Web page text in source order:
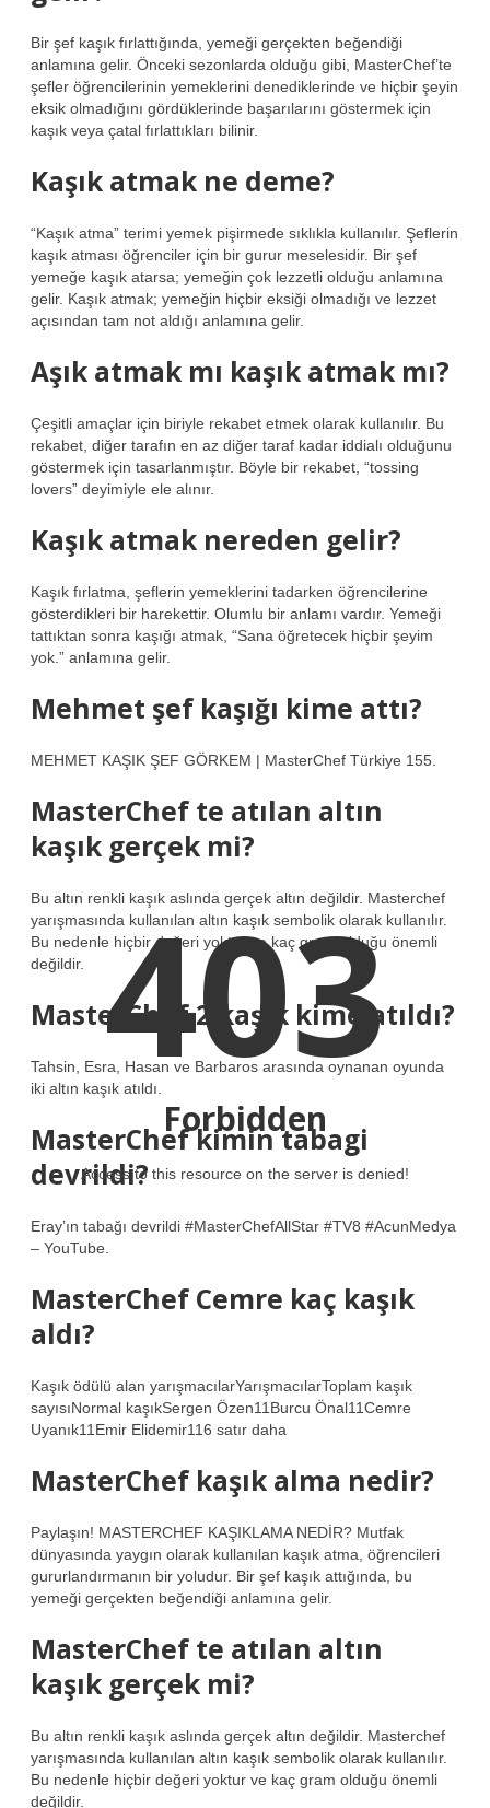
Bir şef kaşık fırlattığında, yemeği gerçekten beğendiği
anlamına gelir. Önceki sezonlarda olduğu gibi, MasterChef’te
şefler öğrencilerinin yemeklerini denediklerinde ve hiçbir şeyin
eksik olmadığını gördüklerinde başarılarını göstermek için
kaşık veya çatal fırlattıkları bilinir.
Kaşık atmak ne deme?
“Kaşık atma” terimi yemek pişirmede sıklıkla kullanılır. Şeflerin
kaşık atması öğrenciler için bir gurur meselesidir. Bir şef
yemeğe kaşık atarsa; yemeğin çok lezzetli olduğu anlamına
gelir. Kaşık atmak; yemeğin hiçbir eksiği olmadığı ve lezzet
açısından tam not aldığı anlamına gelir.
Aşık atmak mı kaşık atmak mı?
Çeşitli amaçlar için biriyle rekabet etmek olarak kullanılır. Bu
rekabet, diğer tarafın en az diğer taraf kadar iddialı olduğunu
göstermek için tasarlanmıştır. Böyle bir rekabet, “tossing
lovers” deyimiyle ele alınır.
Kaşık atmak nereden gelir?
Kaşık fırlatma, şeflerin yemeklerini tadarken öğrencilerine
gösterdikleri bir harekettir. Olumlu bir anlamı vardır. Yemeği
tattıktan sonra kaşığı atmak, “Sana öğretecek hiçbir şeyim
yok.” anlamına gelir.
Mehmet şef kaşığı kime attı?
MEHMET KAŞIK ŞEF GÖRKEM | MasterChef Türkiye 155.
MasterChef te atılan altın
kaşık gerçek mi?
Bu altın renkli kaşık aslında gerçek altın değildir. Masterchef
yarışmasında kullanılan altın kaşık sembolik olarak kullanılır.
Bu nedenle hiçbir değeri yoktur ve kaç gram olduğu önemli
değildir.
MasterChef 2 kaşık kime atıldı?
Tahsin, Esra, Hasan ve Barbaros arasında oynanan oyunda
iki altın kaşık atıldı.
MasterChef kimin tabagi
devrildi?
Eray’ın tabağı devrildi #MasterChefAllStar #TV8 #AcunMedya
– YouTube.
MasterChef Cemre kaç kaşık
aldı?
Kaşık ödülü alan yarışmacılarYarışmacılarToplam kaşık
sayısıNormal kaşıkSergen Özen11Burcu Önal11Cemre
Uyanık11Emir Elidemir116 satır daha
MasterChef kaşık alma nedir?
Paylaşın! MASTERCHEF KAŞIKLAMA NEDİR? Mutfak
dünyasında yaygın olarak kullanılan kaşık atma, öğrencileri
gururlandırmanın bir yoludur. Bir şef kaşık attığında, bu
yemeği gerçekten beğendiği anlamına gelir.
MasterChef te atılan altın
kaşık gerçek mi?
Bu altın renkli kaşık aslında gerçek altın değildir. Masterchef
yarışmasında kullanılan altın kaşık sembolik olarak kullanılır.
Bu nedenle hiçbir değeri yoktur ve kaç gram olduğu önemli
değildir.
403
Forbidden
Access to this resource on the server is denied!